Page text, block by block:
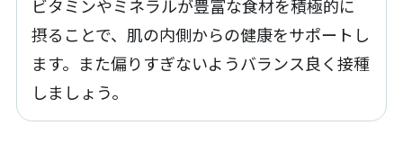
ビタミンやミネラルが豊富な食材を積極的に
摂ることで、肌の内側からの健康をサポートし
ます。また偏りすぎないようバランス良く接種
しましょう。